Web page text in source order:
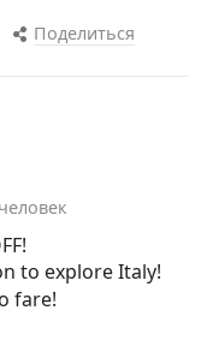
Поделиться
to explore Italy!
fare!